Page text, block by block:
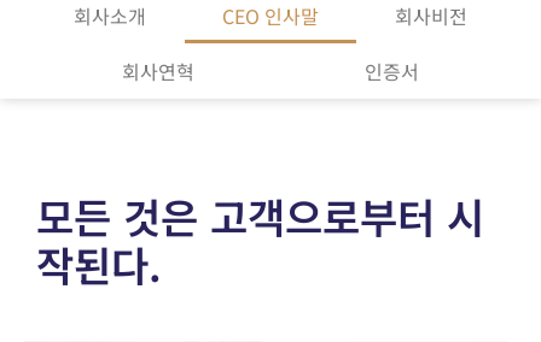
회사소개 CEO 인사말
회사비전
회사연혁
인증서
모든 것은 고객으로부터 시
작된다.